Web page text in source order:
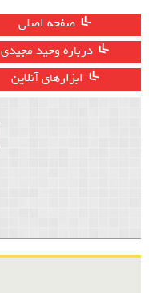
صفحه اصلی
درباره وحید مجیدی
ابزارهای آنلاین